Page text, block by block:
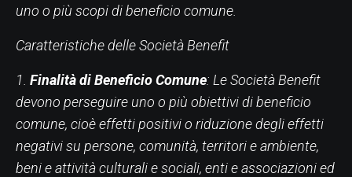
uno o più scopi di beneficio comune.
Caratteristiche delle Società Benefit
1. Finalità di Beneficio Comune: Le Società Benefit
devono perseguire uno o più obiettivi di beneficio
comune, cioè effetti positivi o riduzione degli effetti
negativi su persone, comunità, territori e ambiente,
beni e attività culturali e sociali, enti e associazioni ed